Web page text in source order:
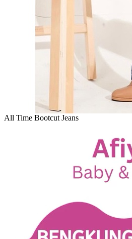
All Time Bootcut Jeans